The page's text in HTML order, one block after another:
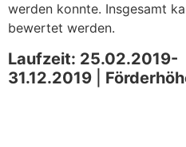
werden konnte. Insgesamt
bewertet werden.
Laufzeit: 25.02.2019-
31.12.2019